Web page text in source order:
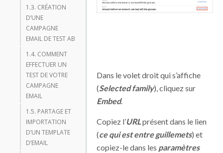
1.3. CRÉATION
D’UNE
CAMPAGNE
EMAIL DE TEST AB
1.4. COMMENT
EFFECTUER UN
TEST DE VOTRE
CAMPAGNE
EMAIL
1.5. PARTAGE ET
IMPORTATION
D’UN TEMPLATE
D’EMAIL
Dans le volet droit qui s’affiche
(Selected family), cliquez sur
Embed.
Copiez l’URLprésent dans le lien
(ce qui est entre guillemets) et
copiez-le dans les paramètres